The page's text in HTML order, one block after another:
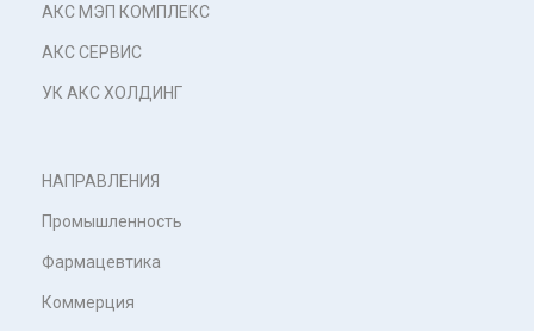
АКС МЭП КОМПЛЕКС
АКС СЕРВИС
УК АКС ХОЛДИНГ
НАПРАВЛЕНИЯ
Промышленность
Фармацевтика
Коммерция